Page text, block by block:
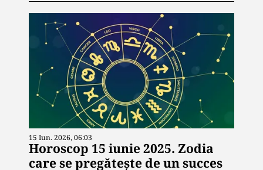
15 Iun. 2026, 06:03
Horoscop 15 iunie 2025. Zodia
care se pregătește de un succes